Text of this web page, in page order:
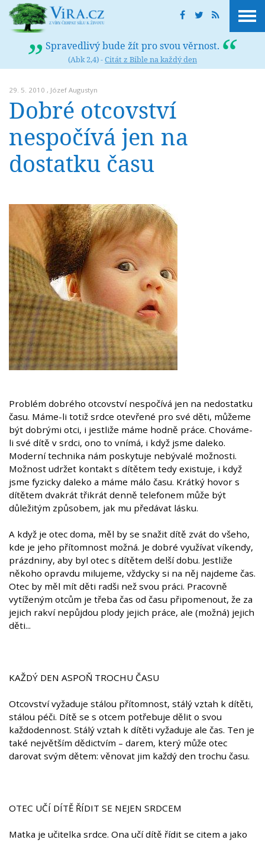
Spravedlivý bude žít pro svou věrnost.
(Abk 2,4) -Citát z Bible na každý den
29. 5. 2010 , Józef Augustyn
Dobré otcovství
nespočívá jen na
dostatku času
Problém dobrého otcovství nespočívá jen na nedostatku
času. Máme-li totiž srdce otevřené pro své děti, můžeme
být dobrými otci, i jestliže máme hodně práce. Chováme-
li své dítě v srdci, ono to vnímá, i když jsme daleko.
Moderní technika nám poskytuje nebývalé možnosti.
Možnost udržet kontakt s dítětem tedy existuje, i když
jsme fyzicky daleko a máme málo času. Krátký hovor s
dítětem dvakrát třikrát denně telefonem může být
důležitým způsobem, jak mu předávat lásku.
A když je otec doma, měl by se snažit dítě zvát do všeho,
kde je jeho přítomnost možná. Je dobré využívat víkendy,
prázdniny, aby byl otec s dítětem delší dobu. Jestliže
někoho opravdu milujeme, vždycky si na něj najdeme čas.
Otec by měl mít děti radši než svou práci. Pracovně
vytíženým otcům je třeba čas od času připomenout, že za
jejich rakví nepůjdou plody jejich práce, ale (možná) jejich
děti...
KAŽDÝ DEN ASPOŇ TROCHU ČASU
Otcovství vyžaduje stálou přítomnost, stálý vztah k dítěti,
stálou péči. Dítě se s otcem potřebuje dělit o svou
každodennost. Stálý vztah k dítěti vyžaduje ale čas. Ten je
také největším dědictvím – darem, který může otec
darovat svým dětem: věnovat jim každý den trochu času.
OTEC UČÍ DÍTĚ ŘÍDIT SE NEJEN SRDCEM
Matka je učitelka srdce. Ona učí dítě řídit se citem a jako